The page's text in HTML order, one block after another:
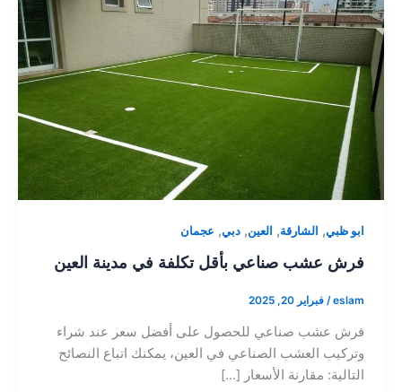
ابو ظبي, الشارقة, العين, دبي, عجمان
فرش عشب صناعي بأقل تكلفة في مدينة العين
eslam
/ فبراير 20, 2025
فرش عشب صناعي للحصول على أفضل سعر عند شراء
وتركيب العشب الصناعي في العين، يمكنك اتباع النصائح
التالية: مقارنة الأسعار […]